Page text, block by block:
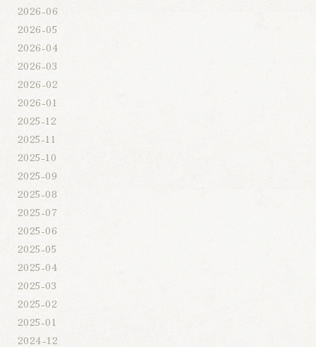
2026-06
2026-05
2026-04
2026-03
2026-02
2026-01
2025-12
2025-11
2025-10
2025-09
2025-08
2025-07
2025-06
2025-05
2025-04
2025-03
2025-02
2025-01
2024-12